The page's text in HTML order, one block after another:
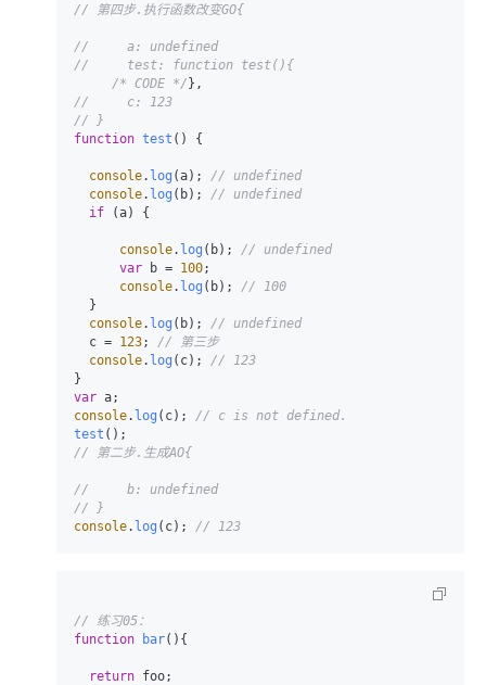
// 第四步.执行函数改变GO{
//     a: undefined
//     test: function test(){
/* CODE */
//     c: 123
// }
function test ( ) {
console. log (a); // undefined
console. log (b); // undefined
if (a) {
console. log (b); // undefined
var b = 100;
console. log (b); // 100
console. log (b); // undefined
  c =
123; // 第三步
console. log (c); // 123
var
console. log (c); // c is not defined.
test
// 第二步.生成AO{
//     b: undefined
// }
console. log (c); // 123
// 练习05：
function
bar( ){
return foo;